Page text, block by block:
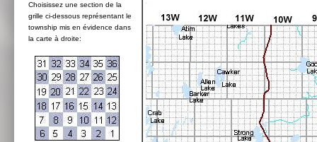
Choisissez une section de la
grille ci-dessous représentant le
township mis en évidence dans
la carte à droite: